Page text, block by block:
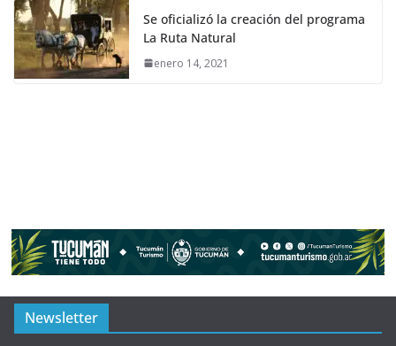
Se oficializó la creación del programa
La Ruta Natural
enero 14, 2021
Newsletter